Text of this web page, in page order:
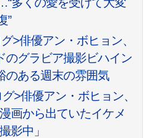
”
>俳優アン・ボヒョン、
のグラビア撮影ビハイン
のある週末の雰囲気
>俳優アン・ボヒョン、
画から出ていたイケメ
影中」